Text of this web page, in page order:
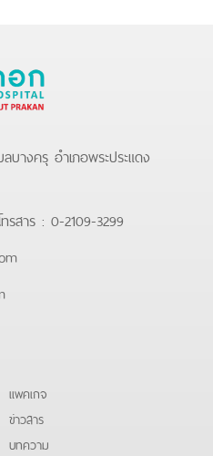
างครุ อำเภอพระประแดง
รสาร : 0-2109-3299
แพคเกจ
ข่าวสาร
บทความ